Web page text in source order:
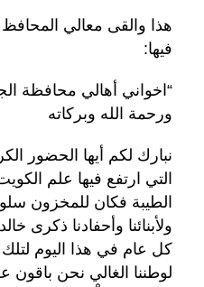
هذا والقى معالي المحافظ
فيها:
“اخواني أهالي محافظة
ورحمة الله وبركاته
نبارك لكم أيها الحضور
التي ارتفع فيها علم
الطيبة فكان للمخزون
ولأبنائنا وأحفادنا ذكرى
كل عام في هذا اليوم لتلك
لوطننا الغالي نحن